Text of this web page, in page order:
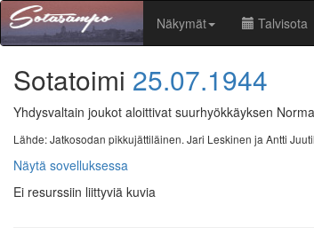
Näkymät Talvisota
Sotatoimi 25.07.1944
Yhdysvaltain joukot aloittivat suurhyökkäyksen
Lähde: Jatkosodan pikkujättiläinen. Jari Leskinen ja Antti
Näytä sovelluksessa
Ei resurssiin liittyviä kuvia